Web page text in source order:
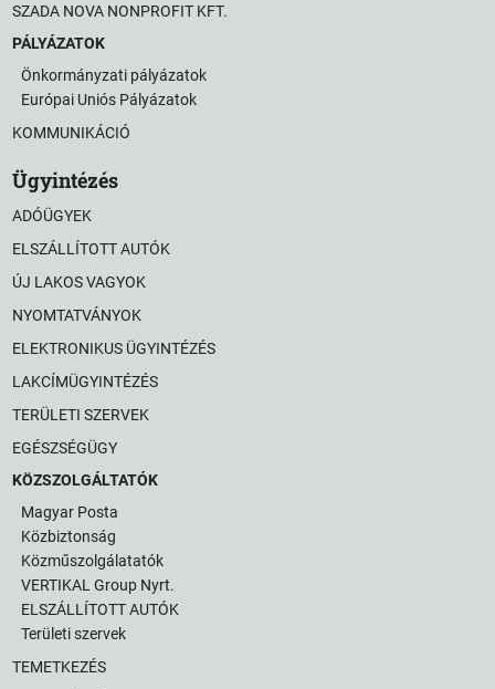
SZADA NOVA NONPROFIT KFT.
PÁLYÁZATOK
Önkormányzati pályázatok
Európai Uniós Pályázatok
KOMMUNIKÁCIÓ
Ügyintézés
ADÓÜGYEK
ELSZÁLLÍTOTT AUTÓK
ÚJ LAKOS VAGYOK
NYOMTATVÁNYOK
ELEKTRONIKUS ÜGYINTÉZÉS
LAKCÍMÜGYINTÉZÉS
TERÜLETI SZERVEK
EGÉSZSÉGÜGY
KÖZSZOLGÁLTATÓK
Magyar Posta
Közbiztonság
Közműszolgálatatók
VERTIKAL Group Nyrt.
ELSZÁLLÍTOTT AUTÓK
Területi szervek
TEMETKEZÉS